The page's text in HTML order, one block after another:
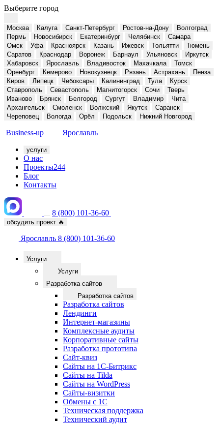
Выберите город
Москва Калуга Санкт-Петербург Ростов-на-Дону
Волгоград
Пермь
Новосибирск Екатеринбург Челябинск
Самара
Омск
Уфа Красноярск Казань Ижевск Тольятти
Тюмень
Саратов
Краснодар Воронеж Барнаул Ульяновск
Иркутск
Хабаровск
Ярославль Владивосток Махачкала
Томск
Оренбург
Кемерово Новокузнецк Рязань Астрахань
Пенза
Киров
Липецк Чебоксары Калининград Тула
Курск
Ставрополь
Севастополь Магнитогорск Сочи
Тверь
Иваново
Брянск Белгород Сургут Владимир
Чита
Архангельск
Смоленск Волжский Якутск
Саранск
Череповец
Вологда Орёл Подольск Нижний Новгород
Business-up Ярославль
услуги
О нас
Проекты244
Блог
Контакты
8 (800) 101-36-60
обсудить проект 🔥
Ярославль 8 (800) 101-36-60
Услуги
Услуги
Разработка сайтов
Разработка сайтов
Разработка сайтов
Лендинги
Интернет-магазины
Комплексные аудиты
Корпоративные сайты
Разработка прототипа
Сайт-квиз
Сайты на 1С-Битрикс
Сайты на Tilda
Сайты на WordPress
Сайты-визитки
Обмены с 1С
Техническая поддержка
Технический аудит